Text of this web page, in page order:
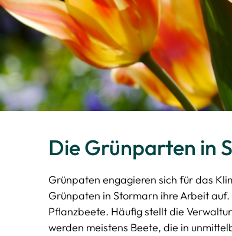
Die Grünparten in
Grünpaten engagieren sich für das
Grünpaten in Stormarn ihre Arbeit
Pflanzbeete. Häufig stellt die
werden meistens Beete, die in